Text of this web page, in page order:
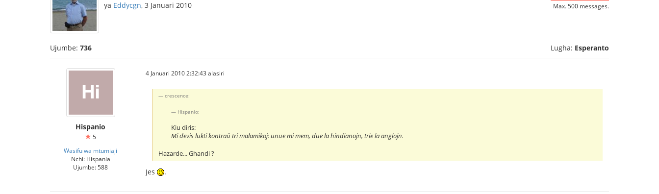
Max. 500 messages.
ya Eddycgn, 3 Januari 2010
Ujumbe: 736 Lugha: Esperanto
Hispanio
5
Wasifu wa mtumiaji
Nchi: Hispania
Ujumbe: 588
4 Januari 2010 2:32:43 alasiri
crescence:
Hispanio:
Kiu diris:
Mi devis lukti kontraŭ tri malamikoj: unue mi mem, due la hindianojn, trie la anglojn.
Hazarde... Ghandi ?
Jes .